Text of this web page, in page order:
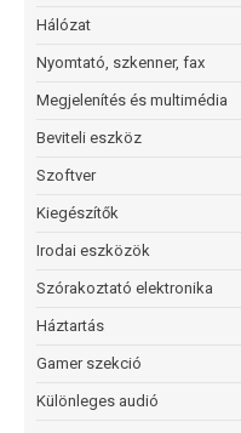
Hálózat
Nyomtató, szkenner, fax
Megjelenítés és multimédia
Beviteli eszköz
Szoftver
Kiegészítők
Irodai eszközök
Szórakoztató elektronika
Háztartás
Gamer szekció
Különleges audió